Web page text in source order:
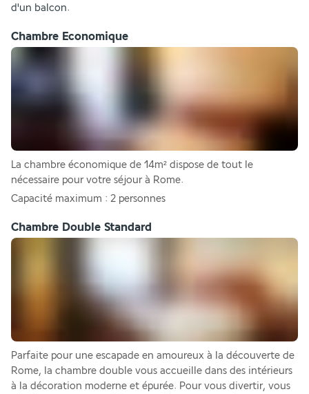
d'un balcon.
Chambre Economique
La chambre économique de 14m² dispose de tout le
nécessaire pour votre séjour à Rome.
Capacité maximum : 2 personnes
Chambre Double Standard
Parfaite pour une escapade en amoureux à la découverte de
Rome, la chambre double vous accueille dans des intérieurs
à la décoration moderne et épurée. Pour vous divertir, vous